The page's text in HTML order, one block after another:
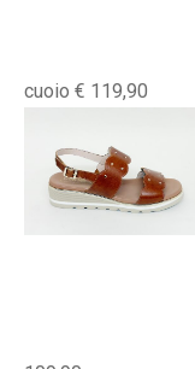
cuoio € 119,90